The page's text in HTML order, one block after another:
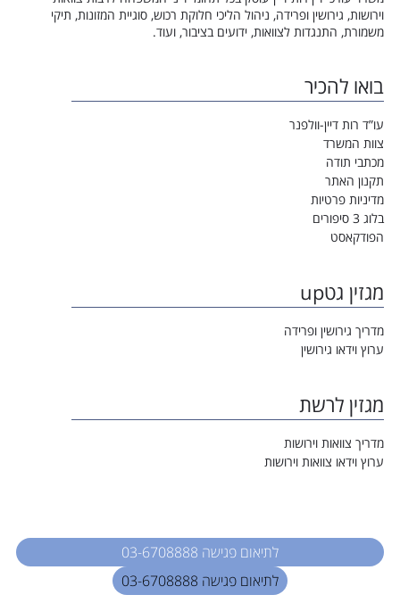
וירושות, גירושין ופרידה, ניהול הליכי חלוקת רכוש, סוגיית המזונות, תיקי
משמורת, התנגדות לצוואות, ידועים בציבור, ועוד.
בואו להכיר
עו”ד רות דיין-וולפנר
צוות המשרד
מכתבי תודה
תקנון האתר
מדיניות פרטיות
בלוג 3 סיפורים
הפודקאסט
מגזין גטup
מדריך גירושין ופרידה
ערוץ וידאו גירושין
מגזין לרשת
מדריך צוואות וירושות
ערוץ וידאו צוואות וירושות
לתיאום פגישה 03-6708888
לתיאום פגישה 03-6708888